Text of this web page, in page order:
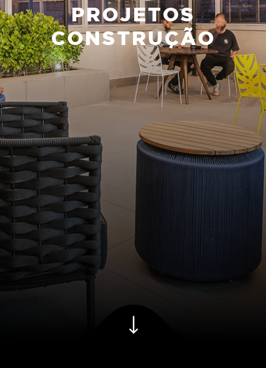
PROJETOS
CONSTRUÇÃO